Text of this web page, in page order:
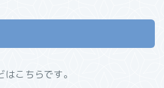
こちらです。